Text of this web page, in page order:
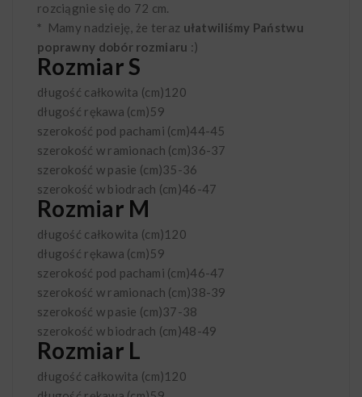
rozciągnie się do 72 cm.
* Mamy nadzieję, że teraz ułatwiliśmy Państwu
poprawny dobór rozmiaru :)
Rozmiar S
długość całkowita (cm)120
długość rękawa (cm)59
szerokość pod pachami (cm)44-45
szerokość w ramionach (cm)36-37
szerokość w pasie (cm)35-36
szerokość w biodrach (cm)46-47
Rozmiar M
długość całkowita (cm)120
długość rękawa (cm)59
szerokość pod pachami (cm)46-47
szerokość w ramionach (cm)38-39
szerokość w pasie (cm)37-38
szerokość w biodrach (cm)48-49
Rozmiar L
długość całkowita (cm)120